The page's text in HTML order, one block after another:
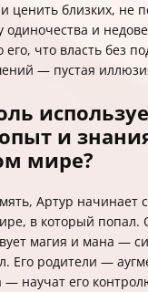
ценить близких, не
и
что власть без
— пустая
и
мире?
Артур начинает
в который попал.
магия и мана —
Его родители —
— научат его